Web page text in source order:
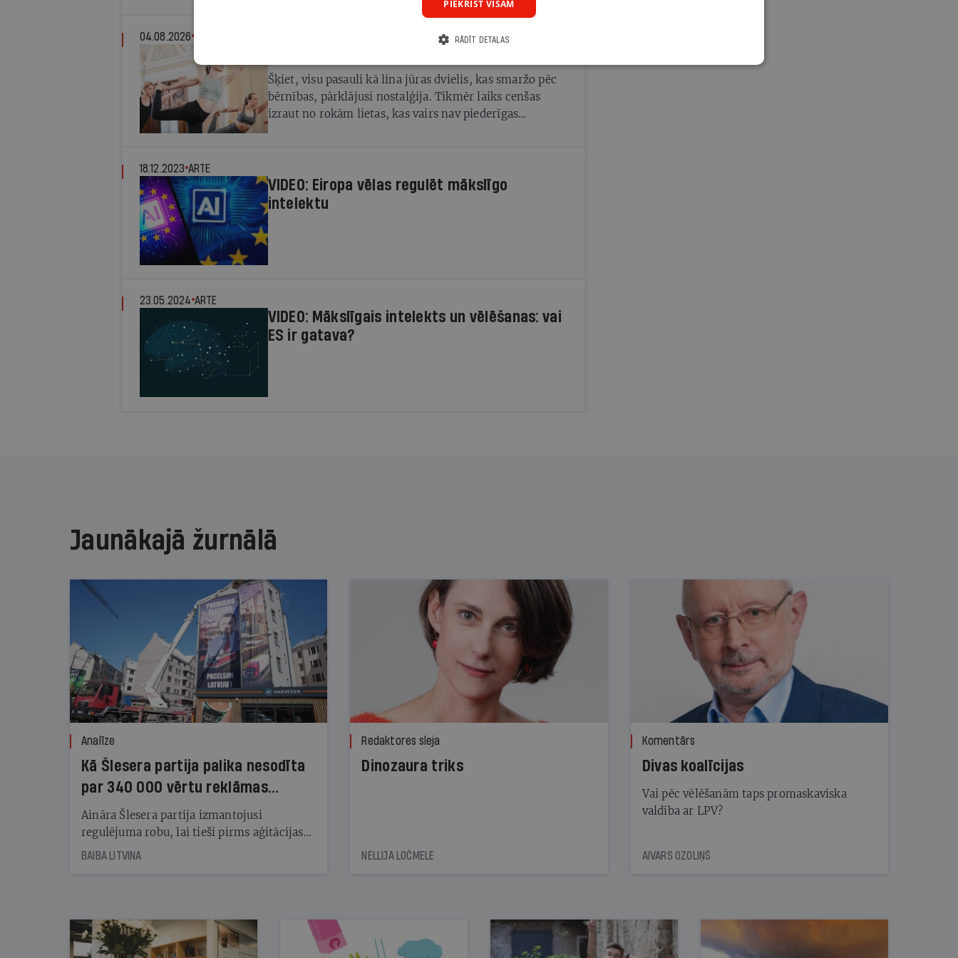
04.08.2026
Šķiet, visu pasauli kā lina jūras dvielis, kas smaržo pēc
bērnības, pārklājusi nostalģija. Tikmēr laiks cenšas
izraut no rokām lietas, kas vairs nav piederīgas
mūsdienām
18.12.2023 ARTE
VIDEO: Eiropa vēlas regulēt mākslīgo
intelektu
23.05.2024 ARTE
VIDEO: Mākslīgais intelekts un vēlēšanas: vai
ES ir gatava?
Jaunākajā žurnālā
Analīze
Kā Šlesera partija palika nesodīta
par 340 000 vērtu reklāmas
kampaņu
Aināra Šlesera partija izmantojusi
regulējuma robu, lai tieši pirms aģitācijas
starta izreklamētos par summu, kas
BAIBA LITVINA
Redaktores sleja
Dinozaura triks
NELLIJA LOČMELE
Komentārs
Divas koalīcijas
Vai pēc vēlēšanām taps promaskaviska
valdība ar LPV?
AIVARS OZOLIŅŠ
PIEKRIST VISĀM
RĀDĪT DETAĻAS